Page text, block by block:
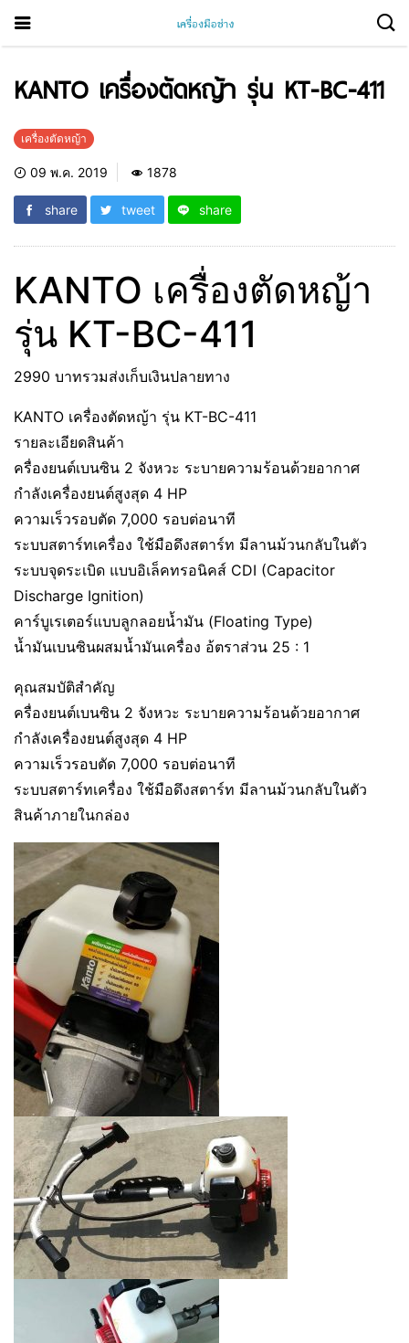
KANTO เครื่องตัดหญ้า รุ่น KT-BC-411
เครื่องตัดหญ้า
09 พ.ค. 2019 1878
share tweet share
KANTO เครื่องตัดหญ้า
รุ่น KT-BC-411
2990 บาทรวมส่งเก็บเงินปลายทาง
KANTO เครื่องตัดหญ้า รุ่น KT-BC-411
รายละเอียดสินค้า
ครื่องยนต์เบนซิน 2 จังหวะ ระบายความร้อนด้วยอากาศ
กำลังเครื่องยนต์สูงสุด 4 HP
ความเร็วรอบตัด 7,000 รอบต่อนาที
ระบบสตาร์ทเครื่อง ใช้มือดึงสตาร์ท มีลานม้วนกลับในตัว
ระบบจุดระเบิด แบบอิเล็คทรอนิคส์ CDI (Capacitor
Discharge Ignition)
คาร์บูเรเตอร์แบบลูกลอยน้ำมัน (Floating Type)
น้ำมันเบนซินผสมน้ำมันเครื่อง อ้ตราส่วน 25 : 1
คุณสมบัติสำคัญ
ครื่องยนต์เบนซิน 2 จังหวะ ระบายความร้อนด้วยอากาศ
กำลังเครื่องยนต์สูงสุด 4 HP
ความเร็วรอบตัด 7,000 รอบต่อนาที
ระบบสตาร์ทเครื่อง ใช้มือดึงสตาร์ท มีลานม้วนกลับในตัว
สินค้าภายในกล่อง